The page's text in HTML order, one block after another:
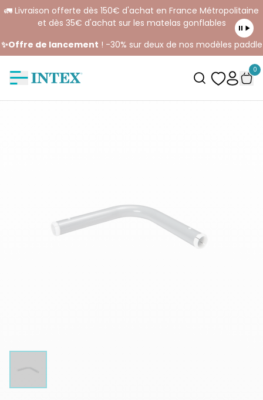
🚛 Livraison offerte dès 150€ d'achat en France Métropolitaine
et dès 35€ d'achat sur les matelas gonflables
✨Offre de lancement ! -30% sur deux de nos modèles paddle
0